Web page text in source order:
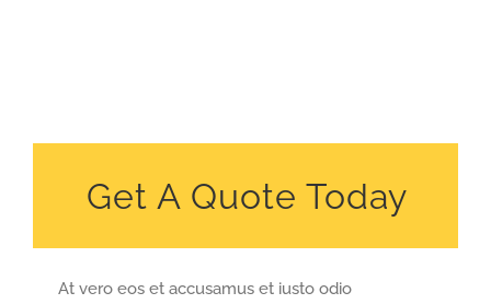
Get A Quote Today
At vero eos et accusamus et iusto odio